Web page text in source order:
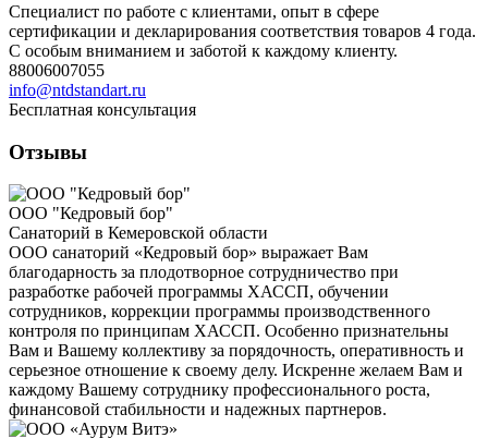
Специалист по работе с клиентами, опыт в сфере
сертификации и декларирования соответствия товаров 4 года.
С особым вниманием и заботой к каждому клиенту.
88006007055
info@ntdstandart.ru
Бесплатная консультация
Отзывы
ООО "Кедровый бор"
Санаторий в Кемеровской области
ООО санаторий «Кедровый бор» выражает Вам
благодарность за плодотворное сотрудничество при
разработке рабочей программы ХАССП, обучении
сотрудников, коррекции программы производственного
контроля по принципам ХАССП. Особенно признательны
Вам и Вашему коллективу за порядочность, оперативность и
серьезное отношение к своему делу. Искренне желаем Вам и
каждому Вашему сотруднику профессионального роста,
финансовой стабильности и надежных партнеров.